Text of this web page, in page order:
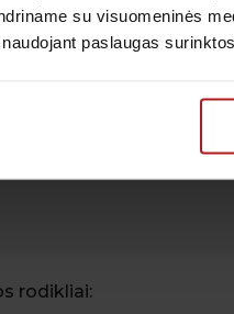
su visuomeninės
paslaugas
kūno svorio.
rodikliai: